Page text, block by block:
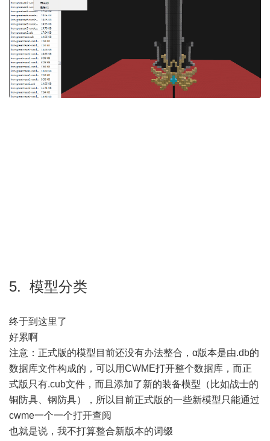
5. 模型分类
终于到这里了
好累啊
注意：正式版的模型目前还没有办法整合，α版本是由.db的
数据库文件构成的，可以用CWME打开整个数据库，而正
式版只有.cub文件，而且添加了新的装备模型（比如战士的
铜防具、钢防具），所以目前正式版的一些新模型只能通过
cwme一个一个打开查阅
也就是说，我不打算整合新版本的词缀